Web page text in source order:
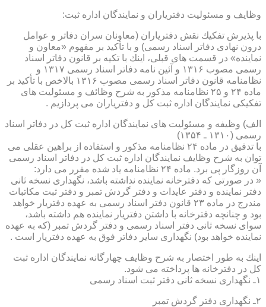
وظایف و مسئولیت دفتریاران و نمایندگان اداره ثبت:
با پذیرش تفكیك نقش دفتریاران (معاونان سران دفاتر و عوامل
درون نهادی دفاتر اسناد رسمی) و با تأكید بر مفهوم «معاون و
نماینده» در قسمت های قبلی، اینك با تكیه بر قانون دفاتر اسناد
رسمی مصوب ۱۳۱۶ و آئین نامه دفاتر اسناد رسمی ۱۳۱۷ و
نظامنامه قانون دفاتر اسناد رسمی مصوب ۱۳۱۶ بالاخص با تأكید بر
ماده ۲۴ و ۲۵ نظامنامه مذكور به شرح وظائف و مسئولیت های
تفكیكی نمایندگان اداره ثبت كل و دفتریاران می پردازیم .
الف) وظیفه و مسئولیت های نمایندگان اداره ثبت كل در دفاتر اسناد
رسمی (۱۳۱۰ ـ ۱۳۵۴)
با تدقیق در ماده ۲۴ نظامنامه مذكور و استفاده از براهین عقلی می
توان به شرح وظایف نمایندگان اداره ثبت كل در دفاتر اسناد رسمی
آن روزگار پی برد. ماده ۲۴ نظامنامه یاد شده مقرر می دارد:
« در صورتی كه دفترخانه نماینده نداشته باشد، نگهداری نسخه ثانی
دفتر نماینده و دفتر عایدات و دفتر گردش تمبر و دفتر ثبت مكاتبات
مندرج در ماده ۲۳ قانون دفتر اسناد رسمی به عهده دفتریار خواهد
بود و چنانچه دفترخانه با داشتن دفتریار نماینده هم داشته باشد،
سوای نسخه ثانی دفتر اسناد رسمی و دفتر گردش تمبر (كه به عهده
نماینده خواهد بود) نگهداری سایر دفاتر فوق به عهده دفتریار است .
اینك به طور اختصار به شرح وظایف چهارگانه نمایندگان اداره ثبت
كل در دفترخانه ها پرداخته می شود.
۱ـ نگهداری نسخه ثانی دفتر ثبت اسناد رسمی
۲ـ نگهداری دفتر گردش تمبر